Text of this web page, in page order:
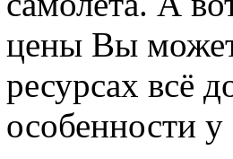
цены Вы
ресурсах всё
особенности у